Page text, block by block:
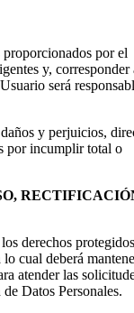
por el
y, corresponder
será
y perjuicios,
por incumplir total o
derechos
cual deberá
atender las
Datos Personales.